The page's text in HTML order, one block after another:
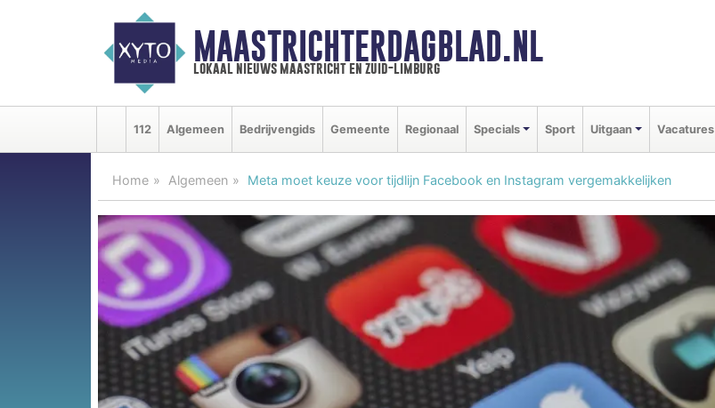
MAASTRICHTERDAGBLAD.NL
lokaal nieuws maastricht en zuid-limburg
112 Algemeen Bedrijvengids Gemeente Regionaal Specials Sport Uitgaan Vacatures
Home Algemeen Meta moet keuze voor tijdlijn Facebook en Instagram vergemakkelijken